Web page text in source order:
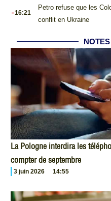
.16:21
Petro refuse que les
conflit en Ukraine
La Pologne interdira les
compter de septembre
3 juin 2026 14:55